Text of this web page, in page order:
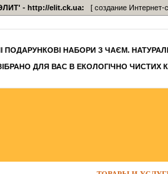
- http://elit.ck.ua: [ создание Интернет-
ПОДАРУНКОВІ НАБОРИ З ЧАЄМ.
ДЛЯ ВАС В ЕКОЛОГІЧНО ЧИСТИХ